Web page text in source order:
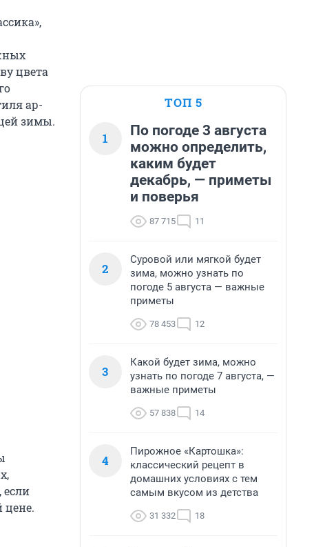
цвета
ар-
зимы.
если
цене.
ТОП 5
1
По погоде 3 августа
можно определить,
каким будет
декабрь, — приметы
и поверья
87 715 11
2
Суровой или мягкой будет
зима, можно узнать по
погоде 5 августа — важные
приметы
78 453 12
3
Какой будет зима, можно
узнать по погоде 7 августа, —
важные приметы
57 838 14
4
Пирожное «Картошка»:
классический рецепт в
домашних условиях с тем
самым вкусом из детства
31 332 18